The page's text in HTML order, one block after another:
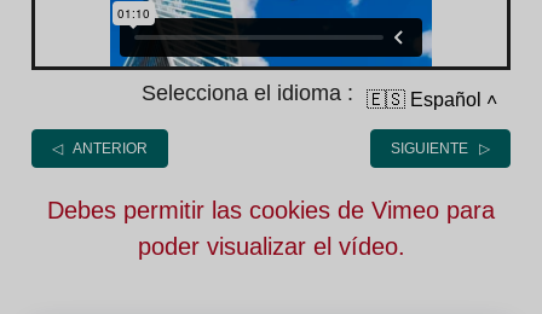
Selecciona el idioma : 🇪🇸 Español ˄
◁ ANTERIOR SIGUIENTE ▷
Debes permitir las cookies de Vimeo para
poder visualizar el vídeo.